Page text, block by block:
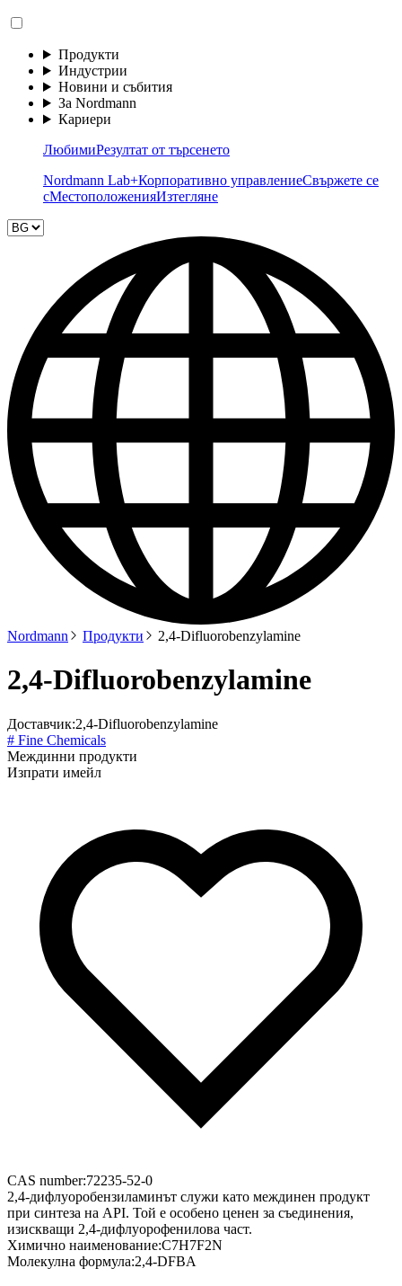
Продукти
Индустрии
Новини и събития
За Nordmann
Кариери
ЛюбимиРезултат от търсенето
Nordmann Lab+Корпоративно управлениеСвържете се
сМестоположенияИзтегляне
Nordmann Продукти 2,4-Difluorobenzylamine
2,4-Difluorobenzylamine
Доставчик:2,4-Difluorobenzylamine
# Fine Chemicals
Междинни продукти
Изпрати имейл
CAS number:72235-52-0
2,4-дифлуоробензиламинът служи като междинен продукт
при синтеза на API. Той е особено ценен за съединения,
изискващи 2,4-дифлуорофенилова част.
Химично наименование:C7H7F2N
Молекулна формула:2,4-DFBA